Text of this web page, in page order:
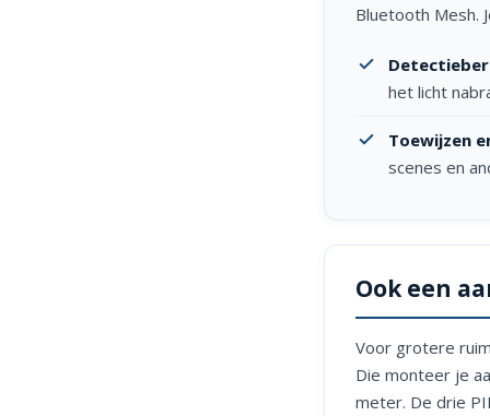
Bluetooth Mesh.
het licht
Toewijzen
scenes en
Ook een
Voor grotere
Die monteer je
meter. De drie